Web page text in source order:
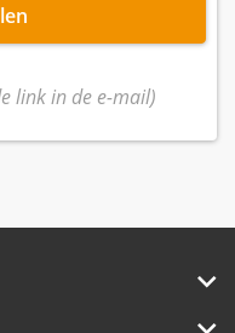
link in de e-mail)